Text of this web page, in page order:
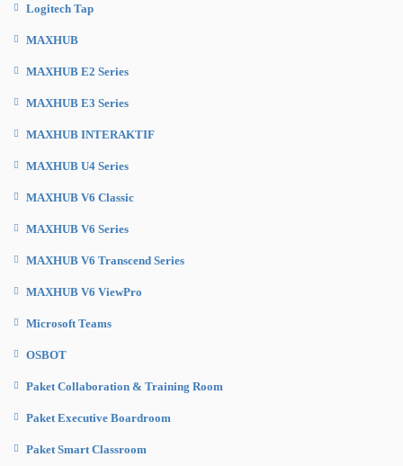
Logitech Tap
MAXHUB
MAXHUB E2 Series
MAXHUB E3 Series
MAXHUB INTERAKTIF
MAXHUB U4 Series
MAXHUB V6 Classic
MAXHUB V6 Series
MAXHUB V6 Transcend Series
MAXHUB V6 ViewPro
Microsoft Teams
OSBOT
Paket Collaboration & Training Room
Paket Executive Boardroom
Paket Smart Classroom